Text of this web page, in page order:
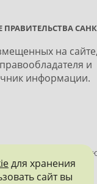
на
и
информации.
для хранения
сайт вы